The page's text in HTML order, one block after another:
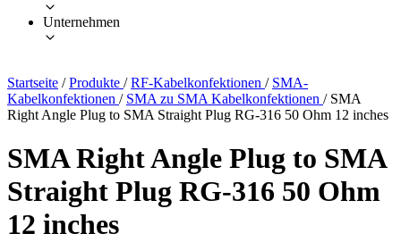
Unternehmen
Startseite / Produkte / RF-Kabelkonfektionen / SMA-
Kabelkonfektionen / SMA zu SMA Kabelkonfektionen / SMA
Right Angle Plug to SMA Straight Plug RG-316 50 Ohm 12 inches
SMA Right Angle Plug to SMA
Straight Plug RG-316 50 Ohm
12 inches